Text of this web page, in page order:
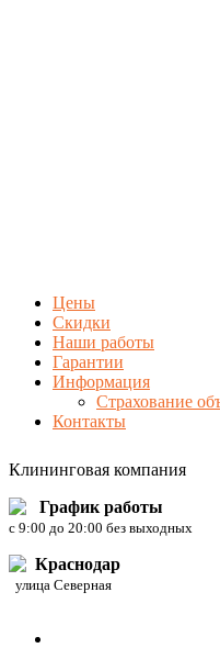
Цены
Скидки
Наши работы
Гарантии
Информация
Страхование
Контакты
Клининговая компания
График работы
c 9:00 до 20:00 без выходных
Краснодар
улица Северная